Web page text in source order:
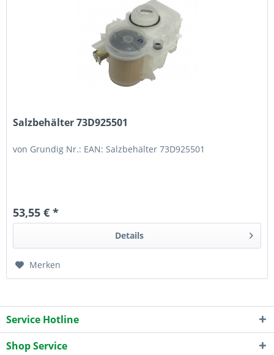
Salzbehälter 73D925501
von Grundig Nr.: EAN: Salzbehälter 73D925501
53,55 € *
Details
Merken
Service Hotline
Shop Service